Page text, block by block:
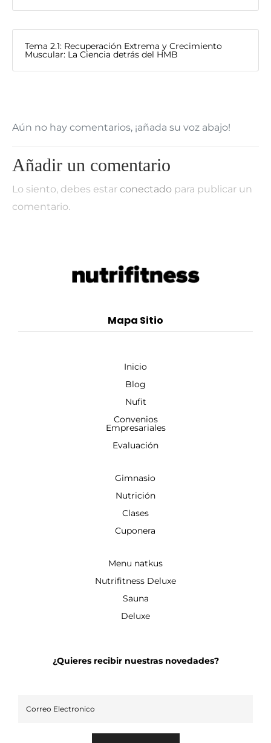
Tema 2.1: Recuperación Extrema y Crecimiento
Muscular: La Ciencia detrás del HMB
Aún no hay comentarios, ¡añada su voz abajo!
Añadir un comentario
Lo siento, debes estar conectado para publicar un
comentario.
Mapa Sitio
Inicio
Blog
Nufit
Convenios
Empresariales
Evaluación
Gimnasio
Nutrición
Clases
Cuponera
Menu natkus
Nutrifitness Deluxe
Sauna
Deluxe
¿Quieres recibir nuestras novedades?